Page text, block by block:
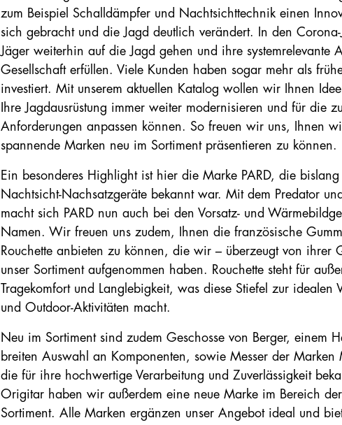
zum Beispiel Schalldämpfer und Nachtsichttechnik einen
sich gebracht und die Jagd deutlich verändert. In den
Jäger weiterhin auf die Jagd gehen und ihre systemrelevante
Gesellschaft erfüllen. Viele Kunden haben sogar mehr als
investiert. Mit unserem aktuellen Katalog wollen wir Ihnen
Ihre Jagdausrüstung immer weiter modernisieren und für die
Anforderungen anpassen können. So freuen wir uns, Ihnen
spannende Marken neu im Sortiment präsentieren zu können.
Ein besonderes Highlight ist hier die Marke PARD, die
Nachtsicht-Nachsatzgeräte bekannt war. Mit dem Predator
macht sich PARD nun auch bei den Vorsatz- und
Namen. Wir freuen uns zudem, Ihnen die französische
Rouchette anbieten zu können, die wir – überzeugt von ihrer
unser Sortiment aufgenommen haben. Rouchette steht für
Tragekomfort und Langlebigkeit, was diese Stiefel zur idealen
und Outdoor-Aktivitäten macht.
Neu im Sortiment sind zudem Geschosse von Berger, einem
breiten Auswahl an Komponenten, sowie Messer der Marken
die für ihre hochwertige Verarbeitung und Zuverlässigkeit
Origitar haben wir außerdem eine neue Marke im Bereich der
Sortiment. Alle Marken ergänzen unser Angebot ideal und